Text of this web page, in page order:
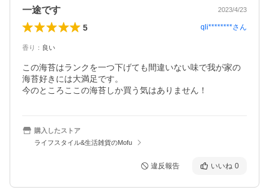
一途です 2023/4/23
5 qli********さん
香り ： 良い
この海苔はランクを一つ下げても間違いない味で我が家の
海苔好きには大満足です。
今のところここの海苔しか買う気はありません！
購入したストア
ライフスタイル&生活雑貨のMofu
違反報告 いいね 0